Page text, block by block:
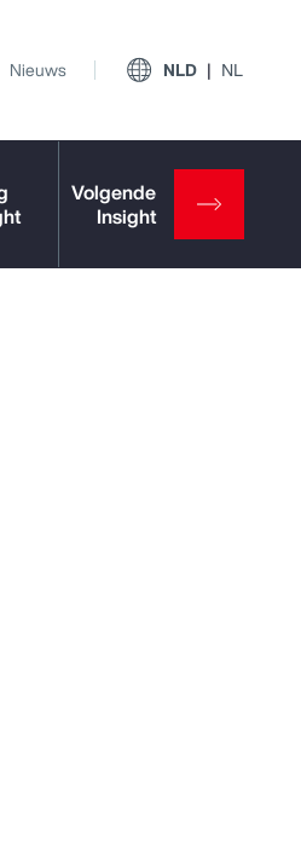
Nieuws NLD NL